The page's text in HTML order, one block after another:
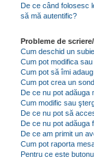
De ce când folosesc
să mă autentific?
Probleme de
Cum deschid un
Cum pot modifica
Cum pot să îmi
Cum pot crea un
De ce nu pot adăuga
Cum modific sau
De ce nu pot să
De ce nu pot adăuga
De ce am primit un
Cum pot raporta
Pentru ce este